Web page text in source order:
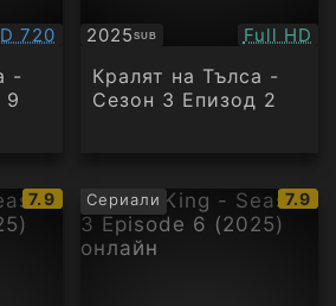
720
-
9
2025SUB
Субтитри Full HD
Кралят на Тълса -
Сезон 3 Епизод 2
IMDb
рейтинг:
7.9 Сериали
IMDb
7.9